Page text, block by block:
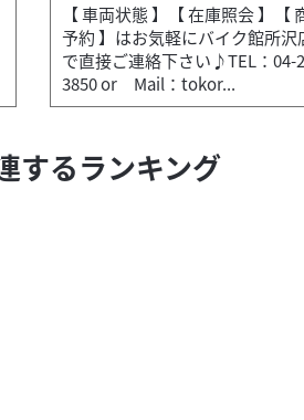
【 車両状態 】【 在庫照会 】【
予約 】はお気軽にバイク館所沢
で直接ご連絡下さい♪TEL：04-
3850 or Mail：tokor...
するランキング